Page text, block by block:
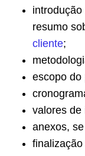
resumo
cliente;
escopo do
valores de
anexos,